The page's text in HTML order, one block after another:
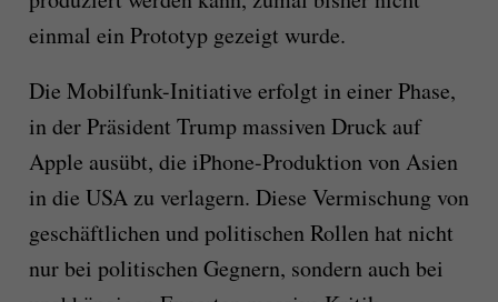
einmal ein Prototyp gezeigt wurde.
Die Mobilfunk-Initiative erfolgt in einer Phase,
in der Präsident Trump massiven Druck auf
Apple ausübt, die iPhone-Produktion von Asien
in die USA zu verlagern. Diese Vermischung von
geschäftlichen und politischen Rollen hat nicht
nur bei politischen Gegnern, sondern auch bei